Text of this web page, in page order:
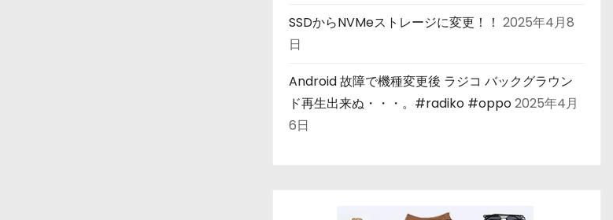
SSDからNVMeストレージに変更！！ 2025年4月8
日
Android 故障で機種変更後 ラジコ バックグラウン
ド再生出来ぬ・・・。#radiko #oppo2025年4月
6日